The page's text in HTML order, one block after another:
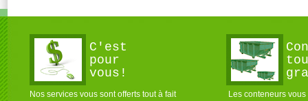
C'est
pour
vous!
Nos services vous sont offerts tout à fait
Les conteneurs